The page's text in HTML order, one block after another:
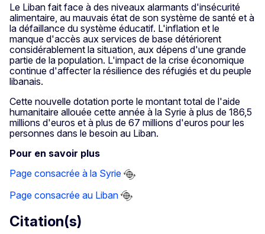
Le Liban fait face à des niveaux alarmants d'insécurité
alimentaire, au mauvais état de son système de santé et à
la défaillance du système éducatif. L'inflation et le
manque d'accès aux services de base détériorent
considérablement la situation, aux dépens d'une grande
partie de la population. L'impact de la crise économique
continue d'affecter la résilience des réfugiés et du peuple
libanais.
Cette nouvelle dotation porte le montant total de l'aide
humanitaire allouée cette année à la Syrie à plus de 186,5
millions d'euros et à plus de 67 millions d'euros pour les
personnes dans le besoin au Liban.
Pour en savoir plus
Page consacrée à la Syrie
Page consacrée au Liban
Citation(s)